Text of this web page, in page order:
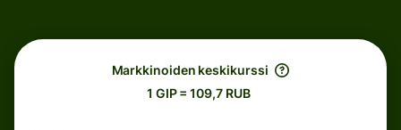
Markkinoiden keskikurssi
1 GIP = 109,7 RUB